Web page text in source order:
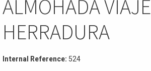
ALMOHADA VIAJE
HERRADURA
Internal Reference: 524